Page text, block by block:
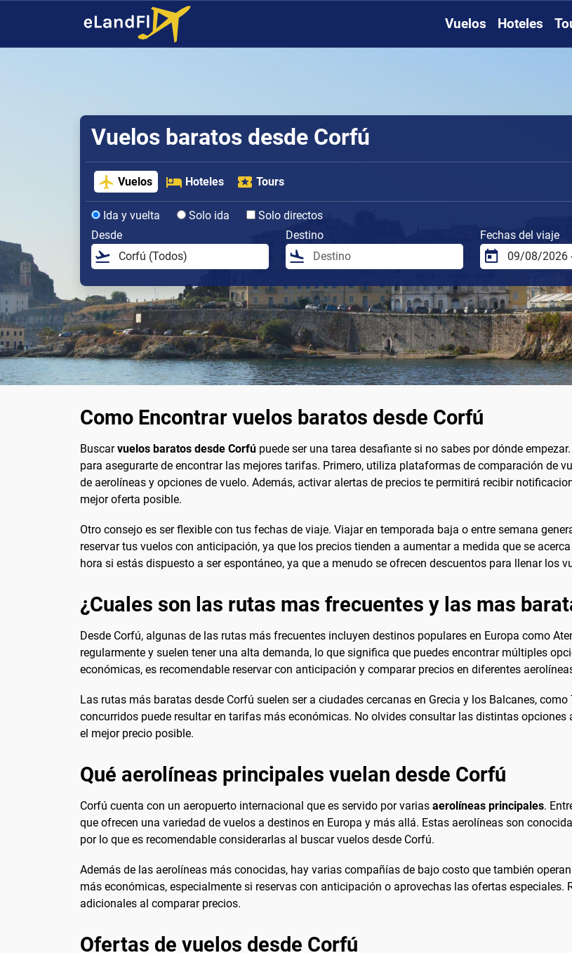
Vuelos Hoteles
Vuelos baratos desde Corfú
Vuelos Hoteles Tours
Ida y vuelta Solo ida
Solo directos
Desde
Destino Fechas del viaje
Como Encontrar vuelos baratos desde Corfú
Buscarvuelos baratos desde Corfú puede ser una tarea desafiante si no sabes por dónde
para asegurarte de encontrar las mejores tarifas. Primero, utiliza plataformas de comparación de
de aerolíneas y opciones de vuelo. Además, activar alertas de precios te permitirá recibir
mejor oferta posible.
Otro consejo es ser flexible con tus fechas de viaje. Viajar en temporada baja o entre semana
reservar tus vuelos con anticipación, ya que los precios tienden a aumentar a medida que se
hora si estás dispuesto a ser espontáneo, ya que a menudo se ofrecen descuentos para llenar los
¿Cuales son las rutas mas frecuentes y las mas
Desde Corfú, algunas de las rutas más frecuentes incluyen destinos populares en Europa como
regularmente y suelen tener una alta demanda, lo que significa que puedes encontrar múltiples
económicas, es recomendable reservar con anticipación y comparar precios en diferentes
Las rutas más baratas desde Corfú suelen ser a ciudades cercanas en Grecia y los Balcanes,
concurridos puede resultar en tarifas más económicas. No olvides consultar las distintas opciones
el mejor precio posible.
Qué aerolíneas principales vuelan desde Corfú
Corfú cuenta con un aeropuerto internacional que es servido por varias aerolíneas principales.
que ofrecen una variedad de vuelos a destinos en Europa y más allá. Estas aerolíneas son
por lo que es recomendable considerarlas al buscar vuelos desde Corfú.
Además de las aerolíneas más conocidas, hay varias compañías de bajo costo que también
más económicas, especialmente si reservas con anticipación o aprovechas las ofertas
adicionales al comparar precios.
Ofertas de vuelos desde Corfú